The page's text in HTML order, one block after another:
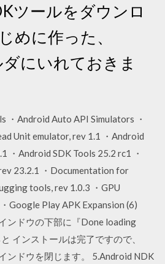
ツールをダウンロ
めに作った、
にいれておきま
・Android Auto API Simulators ・
Unit emulator, rev 1.1 ・Android
・Android SDK Tools 25.2 rc1 ・
23.2.1 ・Documentation for
tools, rev 1.0.3 ・GPU
Google Play APK Expansion (6)
ンドウの下部に『Done loading
インストールは完了ですので、
ンドウを閉じます。 5.Android NDK